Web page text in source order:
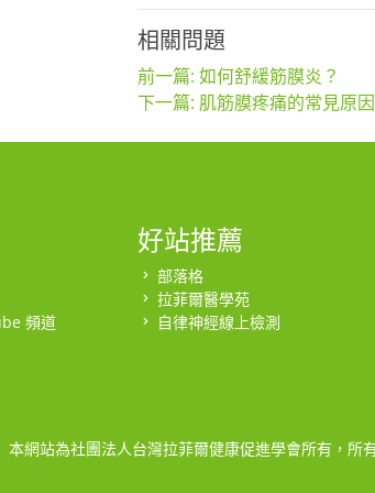
相關問題
前一篇: 如何舒緩筋膜炎？
下一篇: 肌筋膜疼痛的常見原
頻道
好站推薦
部落格
拉菲爾醫學苑
自律神經線上檢測
本網站為社團法人台灣拉菲爾健康促進學會所有，所